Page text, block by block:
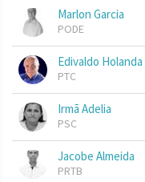
Marlon Garcia
PODE
Edivaldo Holanda
PTC
Irmã Adelia
PSC
Jacobe Almeida
PRTB